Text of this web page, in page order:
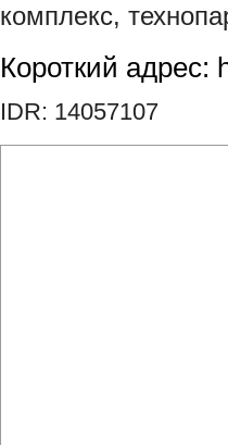
комплекс,
Короткий адрес:
IDR: 14057107